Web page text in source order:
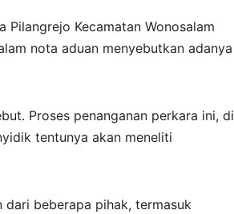
Pilangrejo Kecamatan Wonosalam
nota aduan menyebutkan adanya
Proses penanganan perkara ini, di
tentunya akan meneliti
dari beberapa pihak, termasuk